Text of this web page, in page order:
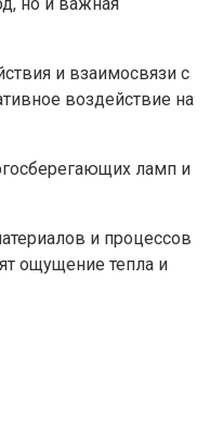
и взаимосвязи с
воздействие на
ламп и
и процессов
ощущение тепла и